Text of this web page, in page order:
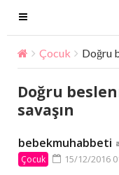
T
o
g
g
l
e
n
v
i
Çocuk Doğru
Doğru
savaşın
bebekmuhabbeti
Çocuk 15/12/2016